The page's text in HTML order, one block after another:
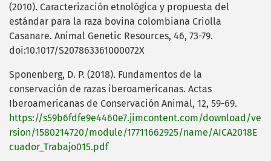
(2010). Caracterización etnológica y propuesta del
estándar para la raza bovina colombiana Criolla
Casanare. Animal Genetic Resources, 46, 73-79.
doi:10.1017/S207863361000072X
Sponenberg, D. P. (2018). Fundamentos de la
conservación de razas iberoamericanas. Actas
Iberoamericanas de Conservación Animal, 12, 59-69.
https://s59b6fdfe9e4460e7.jimcontent.com/download/ve
rsion/1580214720/module/17711662925/name/AICA2018E
cuador_Trabajo015.pdf